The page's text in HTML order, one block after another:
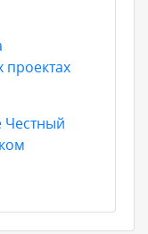
проектах
Честный